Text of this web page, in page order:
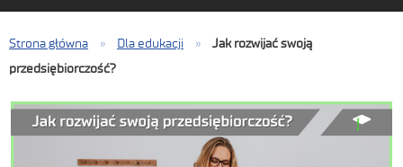
Strona główna » Dla edukacji »
Jak rozwijać swoją
przedsiębiorczość?